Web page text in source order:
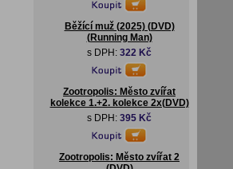
Běžící muž (2025) (DVD)
(Running Man)
s DPH: 322 Kč
Zootropolis: Město zvířat
kolekce 1.+2. kolekce 2x(DVD)
s DPH: 395 Kč
Zootropolis: Město zvířat 2